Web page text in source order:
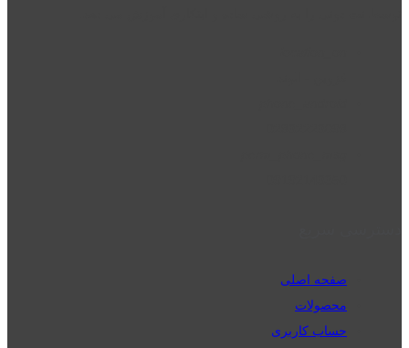
صفحه اصلی
محصولات
حساب کاربری